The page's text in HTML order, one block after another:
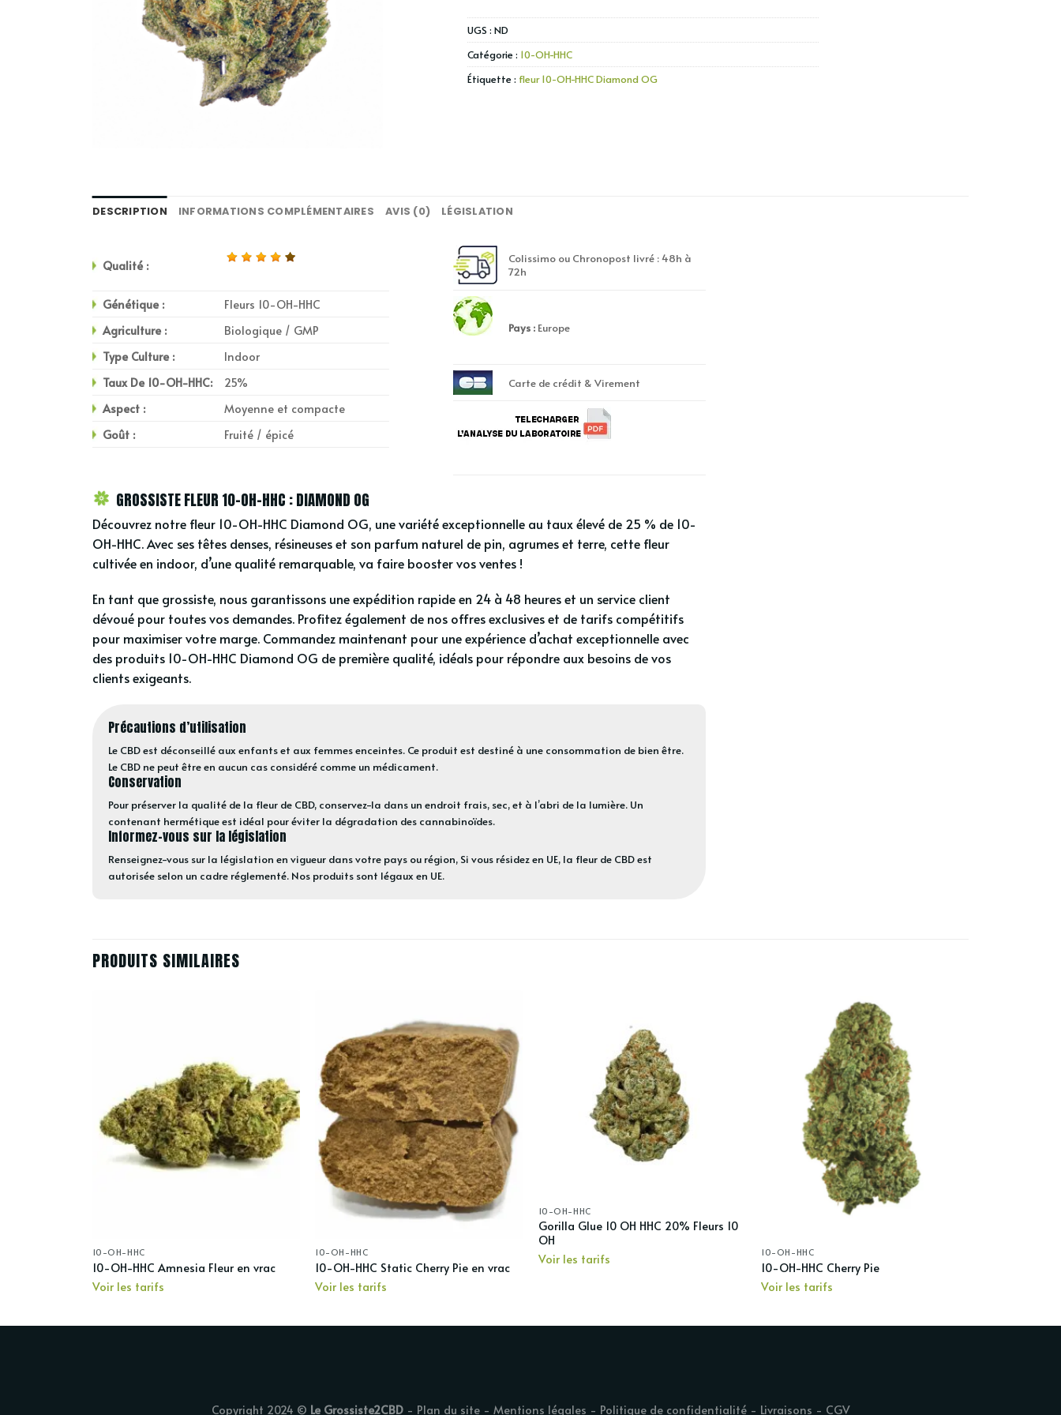
UGS : ND
Catégorie : 10-OH-HHC
Étiquette : fleur 10-OH-HHC Diamond OG
DESCRIPTION INFORMATIONS COMPLÉMENTAIRES AVIS (0) LÉGISLATION
Qualité :
Génétique :
Fleurs 10-OH-HHC
Agriculture :
Biologique / GMP
Type Culture :
Indoor
Taux De 10-OH-HHC:
25%
Aspect :
Moyenne et compacte
Goût :
Fruité / épicé
Colissimo ou Chronopost livré : 48h à
72h
Pays :Europe
Carte de crédit & Virement
GROSSISTE FLEUR 10-OH-HHC : DIAMOND OG
Découvrez notre fleur 10-OH-HHC Diamond OG, une variété exceptionnelle au taux élevé de 25 % de 10-
OH-HHC. Avec ses têtes denses, résineuses et son parfum naturel de pin, agrumes et terre, cette fleur
cultivée en indoor, d’une qualité remarquable, va faire booster vos ventes !
En tant que grossiste, nous garantissons une expédition rapide en 24 à 48 heures et un service client
dévoué pour toutes vos demandes. Profitez également de nos offres exclusives et de tarifs compétitifs
pour maximiser votre marge. Commandez maintenant pour une expérience d’achat exceptionnelle avec
des produits 10-OH-HHC Diamond OG de première qualité, idéals pour répondre aux besoins de vos
clients exigeants.
Précautions d’utilisation
Le CBD est déconseillé aux enfants et aux femmes enceintes. Ce produit est destiné à une consommation de bien être.
Le CBD ne peut être en aucun cas considéré comme un médicament.
Conservation
Pour préserver la qualité de la fleur de CBD, conservez-la dans un endroit frais, sec, et à l’abri de la lumière. Un
contenant hermétique est idéal pour éviter la dégradation des cannabinoïdes.
Informez-vous sur la législation
Renseignez-vous sur la législation en vigueur dans votre pays ou région, Si vous résidez en UE, la fleur de CBD est
autorisée selon un cadre réglementé. Nos produits sont légaux en UE.
PRODUITS SIMILAIRES
10-OH-HHC
10-OH-HHC Amnesia Fleur en vrac
Voir les tarifs
10-OH-HHC
10-OH-HHC Static Cherry Pie en vrac
Voir les tarifs
10-OH-HHC
Gorilla Glue 10 OH HHC 20% Fleurs 10
OH
Voir les tarifs
10-OH-HHC
10-OH-HHC Cherry Pie
Voir les tarifs
Copyright 2024 © Le Grossiste2CBD- Plan du site- Mentions légales - Politique de confidentialité- Livraisons - CGV